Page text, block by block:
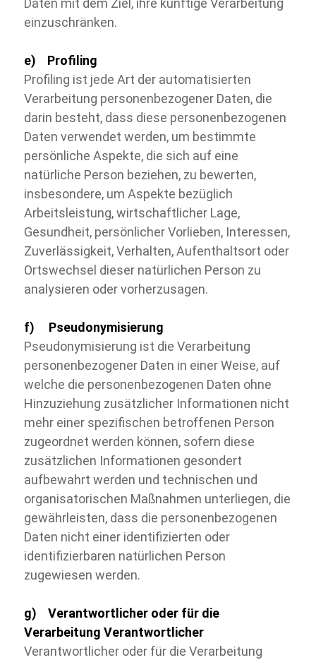
Daten mit dem Ziel, ihre künftige Verarbeitung
einzuschränken.
e) Profiling
Profiling ist jede Art der automatisierten
Verarbeitung personenbezogener Daten, die
darin besteht, dass diese personenbezogenen
Daten verwendet werden, um bestimmte
persönliche Aspekte, die sich auf eine
natürliche Person beziehen, zu bewerten,
insbesondere, um Aspekte bezüglich
Arbeitsleistung, wirtschaftlicher Lage,
Gesundheit, persönlicher Vorlieben, Interessen,
Zuverlässigkeit, Verhalten, Aufenthaltsort oder
Ortswechsel dieser natürlichen Person zu
analysieren oder vorherzusagen.
f) Pseudonymisierung
Pseudonymisierung ist die Verarbeitung
personenbezogener Daten in einer Weise, auf
welche die personenbezogenen Daten ohne
Hinzuziehung zusätzlicher Informationen nicht
mehr einer spezifischen betroffenen Person
zugeordnet werden können, sofern diese
zusätzlichen Informationen gesondert
aufbewahrt werden und technischen und
organisatorischen Maßnahmen unterliegen, die
gewährleisten, dass die personenbezogenen
Daten nicht einer identifizierten oder
identifizierbaren natürlichen Person
zugewiesen werden.
g) Verantwortlicher oder für die
Verarbeitung Verantwortlicher
Verantwortlicher oder für die Verarbeitung